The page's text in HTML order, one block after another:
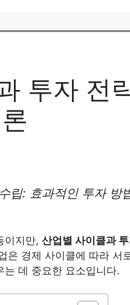
투자 전
립: 효과적인 투자 방
이지만, 산업별 사이클과
은 경제 사이클에 따라 서
데 중요한 요소입니다.